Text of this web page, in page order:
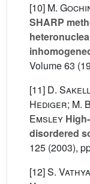
[10] M.
SHARP
Volume 63
[11] D.
Hediger; M.
Emsley
disordered
125 (2003),
[12]S.